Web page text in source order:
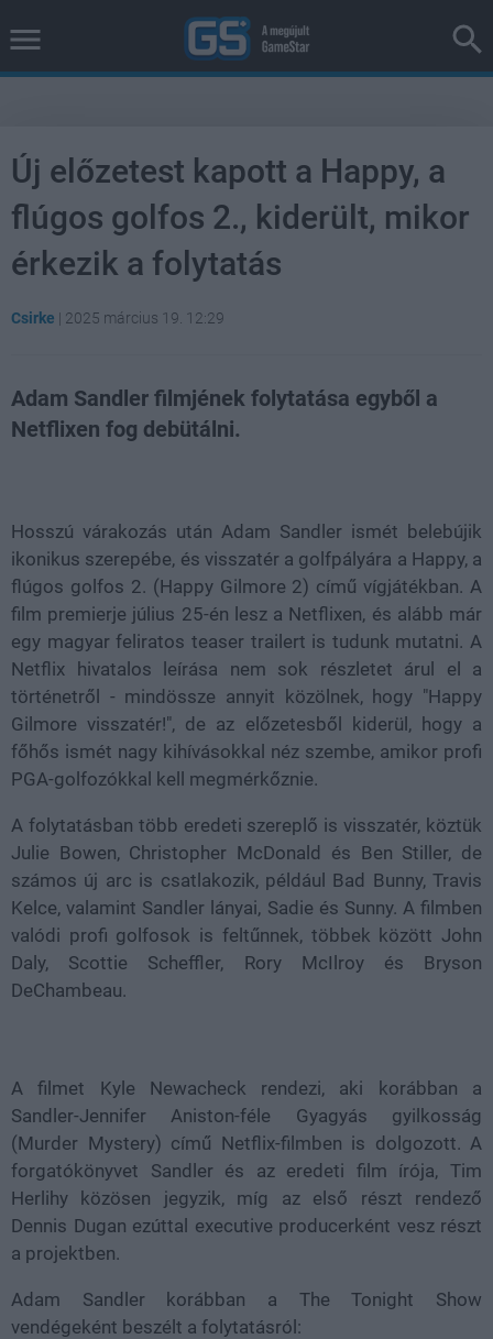
Új előzetest kapott a Happy, a
flúgos golfos 2., kiderült, mikor
érkezik a folytatás
Csirke | 2025 március 19. 12:29
Adam Sandler filmjének folytatása egyből a
Netflixen fog debütálni.
Hosszú várakozás után Adam Sandler ismét belebújik
ikonikus szerepébe, és visszatér a golfpályára a Happy, a
flúgos golfos 2. (Happy Gilmore 2) című vígjátékban. A
film premierje július 25-én lesz a Netflixen, és alább már
egy magyar feliratos teaser trailert is tudunk mutatni. A
Netflix hivatalos leírása nem sok részletet árul el a
történetről - mindössze annyit közölnek, hogy "Happy
Gilmore visszatér!", de az előzetesből kiderül, hogy a
főhős ismét nagy kihívásokkal néz szembe, amikor profi
PGA-golfozókkal kell megmérkőznie.
A folytatásban több eredeti szereplő is visszatér, köztük
Julie Bowen, Christopher McDonald és Ben Stiller, de
számos új arc is csatlakozik, például Bad Bunny, Travis
Kelce, valamint Sandler lányai, Sadie és Sunny. A filmben
valódi profi golfosok is feltűnnek, többek között John
Daly, Scottie Scheffler, Rory McIlroy és Bryson
DeChambeau.
A filmet Kyle Newacheck rendezi, aki korábban a
Sandler-Jennifer Aniston-féle Gyagyás gyilkosság
(Murder Mystery) című Netflix-filmben is dolgozott. A
forgatókönyvet Sandler és az eredeti film írója, Tim
Herlihy közösen jegyzik, míg az első részt rendező
Dennis Dugan ezúttal executive producerként vesz részt
a projektben.
Adam Sandler korábban a The Tonight Show
vendégeként beszélt a folytatásról: